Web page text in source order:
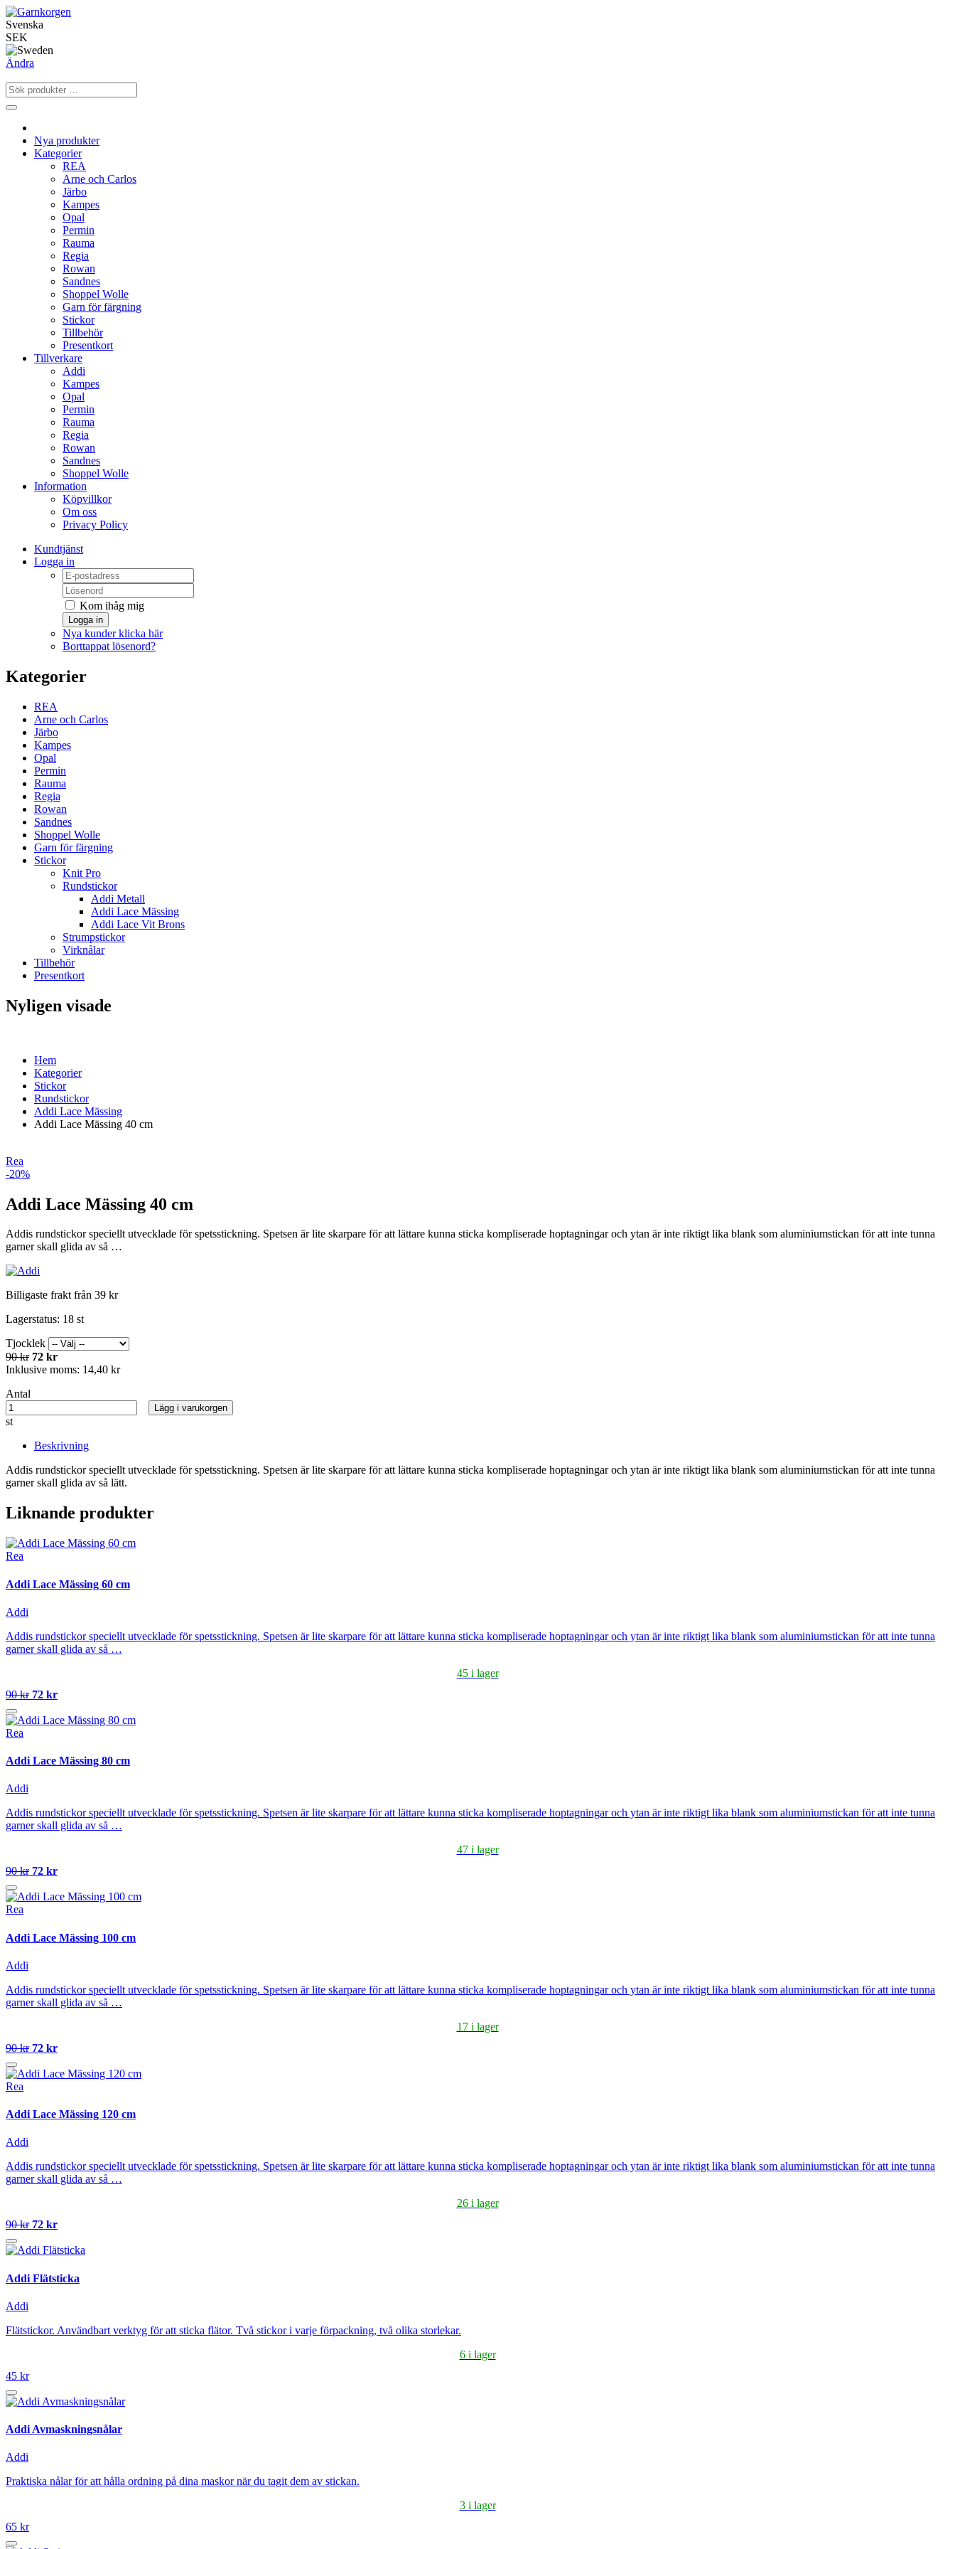
Svenska
SEK
Ändra
Nya produkter
Kategorier
REA
Arne och Carlos
Järbo
Kampes
Opal
Permin
Rauma
Regia
Rowan
Sandnes
Shoppel Wolle
Garn för färgning
Stickor
Tillbehör
Presentkort
Tillverkare
Addi
Kampes
Opal
Permin
Rauma
Regia
Rowan
Sandnes
Shoppel Wolle
Information
Köpvillkor
Om oss
Privacy Policy
Kundtjänst
Logga in
Kom ihåg mig
Logga in
Nya kunder klicka här
Borttappat lösenord?
Kategorier
REA
Arne och Carlos
Järbo
Kampes
Opal
Permin
Rauma
Regia
Rowan
Sandnes
Shoppel Wolle
Garn för färgning
Stickor
Knit Pro
Rundstickor
Addi Metall
Addi Lace Mässing
Addi Lace Vit Brons
Strumpstickor
Virknålar
Tillbehör
Presentkort
Nyligen visade
Hem
Kategorier
Stickor
Rundstickor
Addi Lace Mässing
Addi Lace Mässing 40 cm
Rea
-20%
Addi Lace Mässing 40 cm
Addis rundstickor speciellt utvecklade för spetsstickning. Spetsen är lite skarpare för att lättare kunna sticka kompliserade hoptagningar och ytan är inte riktigt lika blank som aluminiumstickan för att inte tunna
garner skall glida av så …
Billigaste frakt från 39 kr
Lagerstatus: 18 st
Tjocklek
90 kr 72 kr
Inklusive moms: 14,40 kr
Antal
st
Lägg i varukorgen
Beskrivning
Addis rundstickor speciellt utvecklade för spetsstickning. Spetsen är lite skarpare för att lättare kunna sticka kompliserade hoptagningar och ytan är inte riktigt lika blank som aluminiumstickan för att inte tunna
garner skall glida av så lätt.
Liknande produkter
Rea
Addi Lace Mässing 60 cm
Addi
Addis rundstickor speciellt utvecklade för spetsstickning. Spetsen är lite skarpare för att lättare kunna sticka kompliserade hoptagningar och ytan är inte riktigt lika blank som aluminiumstickan för att inte tunna
garner skall glida av så …
45 i lager
90 kr 72 kr
Rea
Addi Lace Mässing 80 cm
Addi
Addis rundstickor speciellt utvecklade för spetsstickning. Spetsen är lite skarpare för att lättare kunna sticka kompliserade hoptagningar och ytan är inte riktigt lika blank som aluminiumstickan för att inte tunna
garner skall glida av så …
47 i lager
90 kr 72 kr
Rea
Addi Lace Mässing 100 cm
Addi
Addis rundstickor speciellt utvecklade för spetsstickning. Spetsen är lite skarpare för att lättare kunna sticka kompliserade hoptagningar och ytan är inte riktigt lika blank som aluminiumstickan för att inte tunna
garner skall glida av så …
17 i lager
90 kr 72 kr
Rea
Addi Lace Mässing 120 cm
Addi
Addis rundstickor speciellt utvecklade för spetsstickning. Spetsen är lite skarpare för att lättare kunna sticka kompliserade hoptagningar och ytan är inte riktigt lika blank som aluminiumstickan för att inte tunna
garner skall glida av så …
26 i lager
90 kr 72 kr
Addi Flätsticka
Addi
Flätstickor. Användbart verktyg för att sticka flätor. Två stickor i varje förpackning, två olika storlekar.
6 i lager
45 kr
Addi Avmaskningsnålar
Addi
Praktiska nålar för att hålla ordning på dina maskor när du tagit dem av stickan.
3 i lager
65 kr